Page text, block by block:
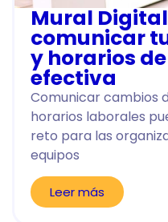
Mural
comunicar
y horarios
efectiva
Comunicar cambios
horarios laborales
reto para las
equipos
Leer más